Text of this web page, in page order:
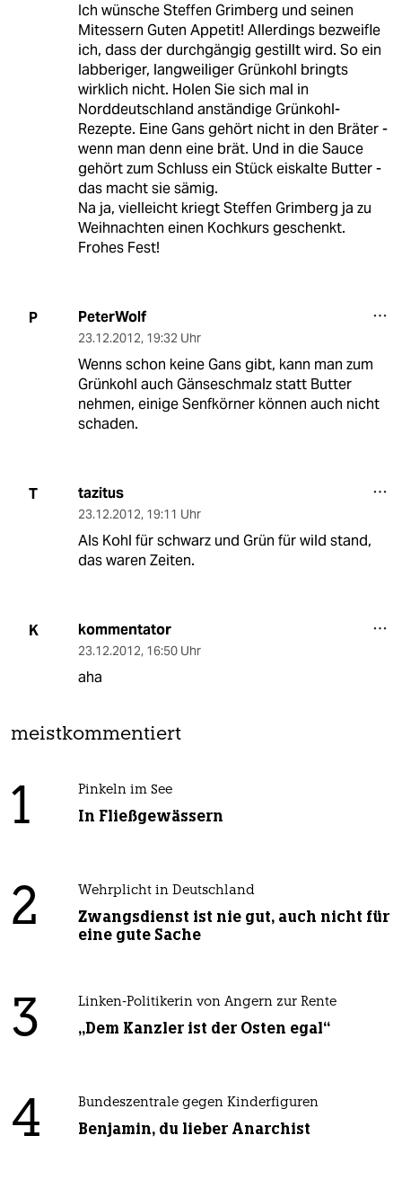
Ich wünsche Steffen Grimberg und seinen
Mitessern Guten Appetit! Allerdings bezweifle
ich, dass der durchgängig gestillt wird. So ein
labberiger, langweiliger Grünkohl bringts
wirklich nicht. Holen Sie sich mal in
Norddeutschland anständige Grünkohl-
Rezepte. Eine Gans gehört nicht in den Bräter -
wenn man denn eine brät. Und in die Sauce
gehört zum Schluss ein Stück eiskalte Butter -
das macht sie sämig.
Na ja, vielleicht kriegt Steffen Grimberg ja zu
Weihnachten einen Kochkurs geschenkt.
Frohes Fest!
P PeterWolf
23.12.2012, 19:32 Uhr
Wenns schon keine Gans gibt, kann man zum
Grünkohl auch Gänseschmalz statt Butter
nehmen, einige Senfkörner können auch nicht
schaden.
T tazitus
23.12.2012, 19:11 Uhr
Als Kohl für schwarz und Grün für wild stand,
das waren Zeiten.
K kommentator
23.12.2012, 16:50 Uhr
aha
meistkommentiert
1 Pinkeln im See
In Fließgewässern
2 Wehrplicht in Deutschland
Zwangsdienst ist nie gut, auch nicht für
eine gute Sache
3 Linken-Politikerin von Angern zur Rente
„Dem Kanzler ist der Osten egal“
4 Bundeszentrale gegen Kinderfiguren
Benjamin, du lieber Anarchist